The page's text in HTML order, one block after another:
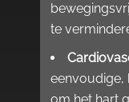
te
eenvoudige,